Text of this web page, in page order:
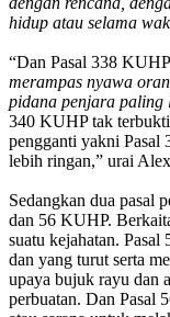
hidup atau selama
“Dan Pasal 338
merampas nyawa
pidana penjara paling
340 KUHP tak
pengganti yakni Pasal
lebih ringan,” urai
Sedangkan dua pasal
dan 56 KUHP.
suatu kejahatan.
dan yang turut serta
upaya bujuk rayu dan
perbuatan. Dan Pasal